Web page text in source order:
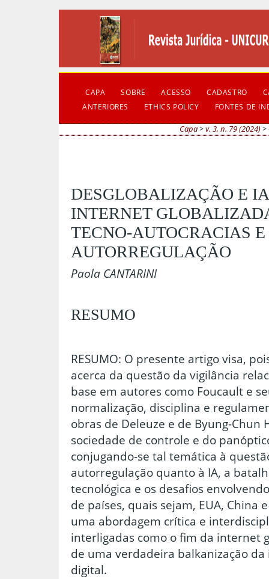
CAPA SOBRE ACESSO CADASTRO
ANTERIORES
ETHICS POLICY FONTES DE
Capa>v. 3, n. 79 (2024)>
DESGLOBALIZAÇÃO E
INTERNET
TECNO-AUTOCRACIAS
AUTORREGULAÇÃO
Paola CANTARINI
RESUMO
RESUMO: O presente artigo visa,
acerca da questão da vigilância
base em autores como Foucault e
normalização, disciplina e
obras de Deleuze e de Byung-Chun
sociedade de controle e do
conjugando-se tal temática à
autorregulação quanto à IA, a
tecnológica e os desafios
de países, quais sejam, EUA, China
uma abordagem crítica e
interligadas como o fim da internet
de uma verdadeira balkanização
digital.